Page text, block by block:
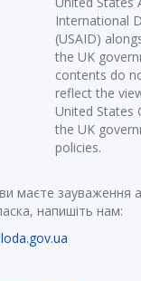
International
(USAID)
the UK
contents do
reflect the
United States
the UK
policies.
маєте зауваження
напишіть нам: